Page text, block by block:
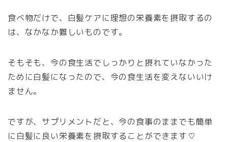
食べ物だけで、白髪ケアに理想の栄養素を摂取するの
は、なかなか難しいものです。
そもそも、今の食生活でしっかりと摂れていなかった
ために白髪になったので、今の食生活を変えないいけ
ません。
ですが、サプリメントだと、今の食事のままでも簡単
に白髪に良い栄養素を摂取することができます♡